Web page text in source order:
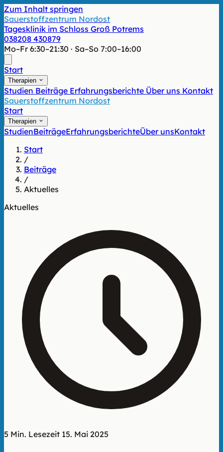
Zum Inhalt springen
Sauerstoffzentrum Nordost
Tagesklinik im Schloss Groß Potrems
038208 430879
Mo–Fr 6:30–21:30 · Sa–So 7:00–16:00
Start
Therapien
Studien Beiträge Erfahrungsberichte Über uns Kontakt
Sauerstoffzentrum Nordost
Start
Therapien
StudienBeiträgeErfahrungsberichteÜber unsKontakt
Start
/
Beiträge
/
Aktuelles
Aktuelles
5 Min. Lesezeit 15. Mai 2025